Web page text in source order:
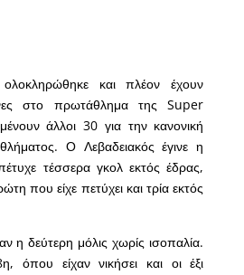
και πλέον έχουν
στο πρωτάθλημα της Super
άλλοι 30 για την κανονική
Ο Λεβαδειακός έγινε η
τέσσερα γκολ εκτός έδρας,
που είχε πετύχει και τρία εκτός
η δεύτερη μόλις χωρίς ισοπαλία.
είχαν νικήσει και οι έξι